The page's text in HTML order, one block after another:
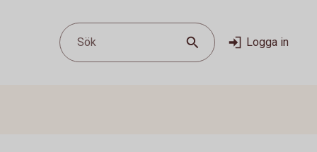
Sök Logga in